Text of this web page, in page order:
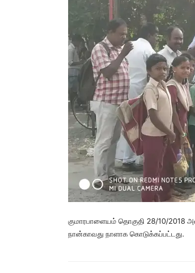
குமாரபாளையம் தொகுதி 28/10/2018
நான்காவது நாளாக கொடுக்கப்பட்டது.